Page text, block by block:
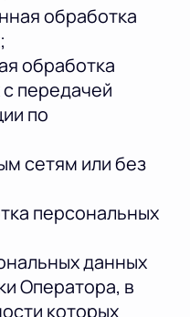
обработка
обработка
передачей
по
сетям или без
персональных
данных
Оператора, в
которых